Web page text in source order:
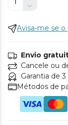
Avisa-me se o
Envio
Cancele ou
Garantia de
Métodos de